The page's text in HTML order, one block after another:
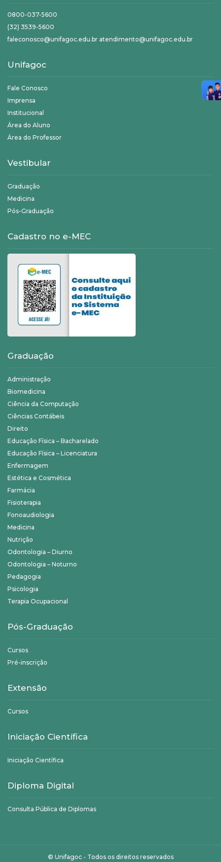
0800-037-5600
(32) 3539-5600
faleconosco@unifagoc.edu.br atendimento@unifagoc.edu.br
Unifagoc
Fale Conosco
Imprensa
Institucional
Área do Aluno
Área do Professor
Vestibular
Graduação
Medicina
Pós-Graduação
Cadastro no e-MEC
Graduação
Administração
Biomedicina
Ciência da Computação
Ciências Contábeis
Direito
Educação Física – Bacharelado
Educação Física – Licenciatura
Enfermagem
Estética e Cosmética
Farmácia
Fisioterapia
Fonoaudiologia
Medicina
Nutrição
Odontologia – Diurno
Odontologia – Noturno
Pedagogia
Psicologia
Terapia Ocupacional
Pós-Graduação
Cursos
Pré-inscrição
Extensão
Cursos
Iniciação Científica
Iniciação Científica
Diploma Digital
Consulta Pública de Diplomas
© Unifagoc- Todos os direitos reservados